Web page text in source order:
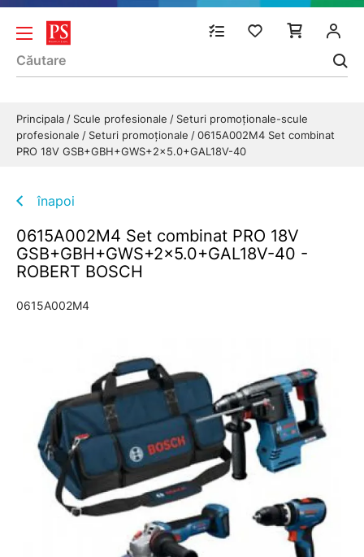
Principala Scule profesionale
Seturi promoționale-scule
profesionale
Seturi promoționale
0615A002M4 Set combinat
PRO 18V GSB+GBH+GWS+2x5.0+GAL18V-40
înapoi
0615A002M4 Set combinat PRO 18V
GSB+GBH+GWS+2x5.0+GAL18V-40 -
ROBERT BOSCH
0615A002M4